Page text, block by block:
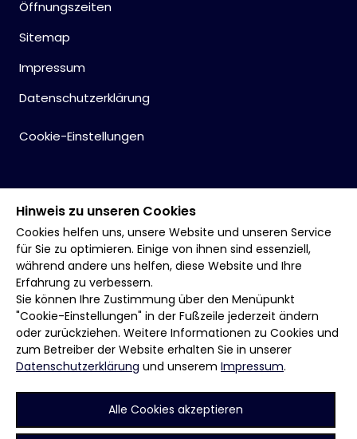
Öffnungszeiten
Sitemap
Impressum
Datenschutzerklärung
Cookie-Einstellungen
Hinweis zu unseren Cookies
Cookies helfen uns, unsere Website und unseren Service
für Sie zu optimieren. Einige von ihnen sind essenziell,
während andere uns helfen, diese Website und Ihre
Erfahrung zu verbessern.
Sie können Ihre Zustimmung über den Menüpunkt
"Cookie-Einstellungen" in der Fußzeile jederzeit ändern
oder zurückziehen. Weitere Informationen zu Cookies und
zum Betreiber der Website erhalten Sie in unserer
Datenschutzerklärung und unserem Impressum.
Alle Cookies akzeptieren